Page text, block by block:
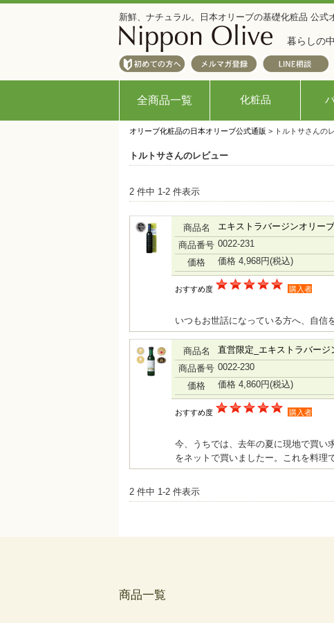
新鮮、ナチュラル。日本オリーブの基礎化粧品 公式
暮らしの
全商品一覧 化粧品
オリーブ化粧品の日本オリーブ公式通販 > トルトサさんの
トルトサさんのレビュー
2 件中 1-2 件表示
商品名
エキストラバージンオリー
商品番号 0022-231
価格
価格 4,968円(税込)
おすすめ度 購入者
いつもお世話になっている方へ、自信
商品名
直営限定_エキストラバー
商品番号 0022-230
価格
価格 4,860円(税込)
おすすめ度 購入者
今、うちでは、去年の夏に現地で買い
をネットで買いましたー。これを料理
2 件中 1-2 件表示
商品一覧